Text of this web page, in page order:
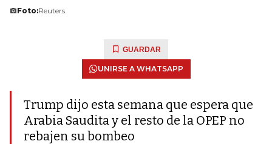
Foto:Reuters
GUARDAR
UNIRSE A WHATSAPP
Trump dijo esta semana que espera que
Arabia Saudita y el resto de la OPEP no
rebajen su bombeo